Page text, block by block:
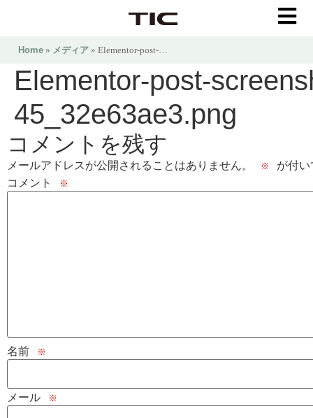
Home » メディア » Elementor-post-…
Elementor-post-
45_32e63ae3.png
コメントを残す
メールアドレスが公開されることはありません。 ※
が付
コメント
※
名前 ※
メール ※